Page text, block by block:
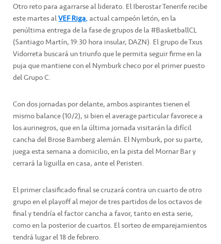
Otro reto para agarrarse al liderato. El Iberostar Tenerife recibe
este martes alVEF Riga,actual campeón letón, en la
penúltima entrega de la fase de grupos de la #BasketballCL
(Santiago Martín, 19:30 hora insular, DAZN). El grupo de Txus
Vidorreta buscará un triunfo que le permita seguir firme en la
puja que mantiene con el Nymburk checo por el primer puesto
del Grupo C.
Con dos jornadas por delante, ambos aspirantes tienen el
mismo balance (10/2), si bien el average particular favorece a
los aurinegros, que en la última jornada visitarán la difícil
cancha del Brose Bamberg alemán. El Nymburk, por su parte,
juega esta semana a domicilio, en la pista del Mornar Bar y
cerrará la liguilla en casa, ante el Peristeri.
El primer clasificado final se cruzará contra un cuarto de otro
grupo en el playoff al mejor de tres partidos de los octavos de
final y tendría el factor cancha a favor, tanto en esta serie,
como en la posterior de cuartos. El sorteo de emparejamientos
tendrá lugar el 18 de febrero.